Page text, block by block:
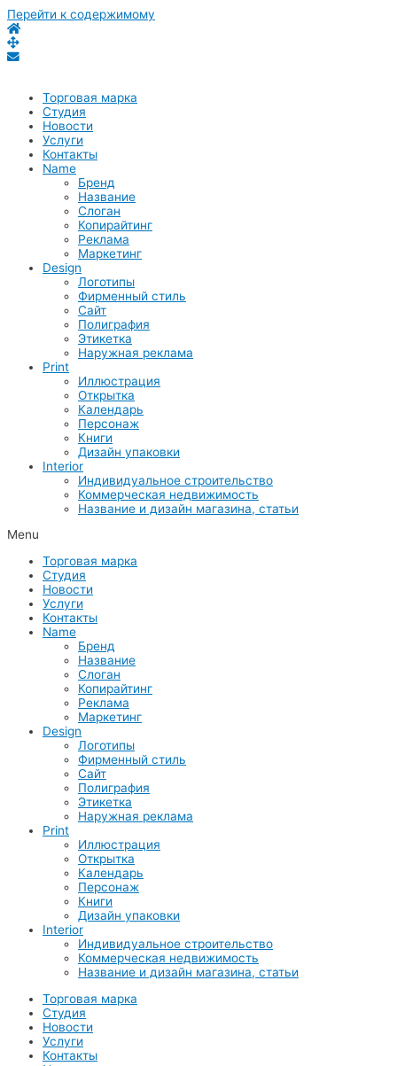
Перейти к содержимому
Торговая марка
Студия
Новости
Услуги
Контакты
Name
Бренд
Название
Слоган
Копирайтинг
Реклама
Маркетинг
Design
Логотипы
Фирменный стиль
Сайт
Полиграфия
Этикетка
Наружная реклама
Print
Иллюстрация
Открытка
Календарь
Персонаж
Книги
Дизайн упаковки
Interior
Индивидуальное строительство
Коммерческая недвижимость
Название и дизайн магазина, статьи
Menu
Торговая марка
Студия
Новости
Услуги
Контакты
Name
Бренд
Название
Слоган
Копирайтинг
Реклама
Маркетинг
Design
Логотипы
Фирменный стиль
Сайт
Полиграфия
Этикетка
Наружная реклама
Print
Иллюстрация
Открытка
Календарь
Персонаж
Книги
Дизайн упаковки
Interior
Индивидуальное строительство
Коммерческая недвижимость
Название и дизайн магазина, статьи
Торговая марка
Студия
Новости
Услуги
Контакты